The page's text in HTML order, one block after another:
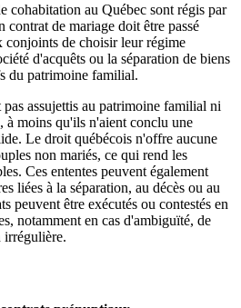
cohabitation au Québec sont régis par
de mariage doit être passé
conjoints de choisir leur régime
d'acquêts ou la séparation de biens
du patrimoine familial.
assujettis au patrimoine familial ni
à moins qu'ils n'aient conclu une
Le droit québécois n'offre aucune
non mariés, ce qui rend les
Ces ententes peuvent également
liées à la séparation, au décès ou au
peuvent être exécutés ou contestés en
notamment en cas d'ambiguïté, de